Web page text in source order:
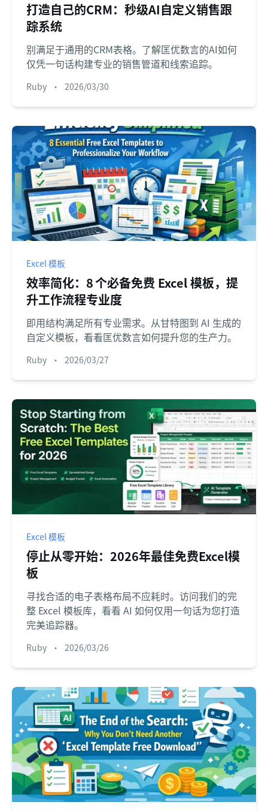
打造自己的CRM：秒级AI自定义销售跟
踪系统
别满足于通用的CRM表格。了解匡优数言的AI如何
仅凭一句话构建专业的销售管道和线索追踪。
Ruby • 2026/03/30
Excel 模板
效率简化：8 个必备免费 Excel 模板，提
升工作流程专业度
即用结构满足所有专业需求。从甘特图到 AI 生成的
自定义模板，看看匡优数言如何提升您的生产力。
Ruby • 2026/03/27
Excel 模板
停止从零开始：2026年最佳免费Excel模
板
寻找合适的电子表格布局不应耗时。访问我们的完
整 Excel 模板库，看看 AI 如何仅用一句话为您打造
完美追踪器。
Ruby • 2026/03/26